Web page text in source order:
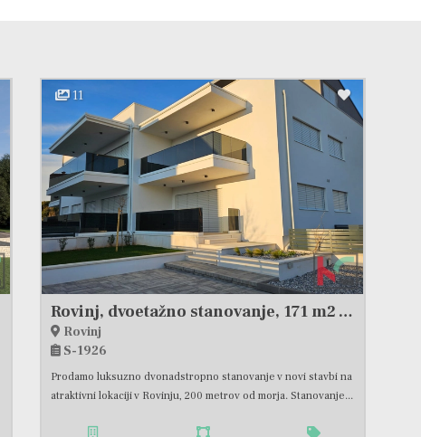
11
Rovinj, dvoetažno stanovanje, 171 m2 v novogradnji, 4s+db z dvema parkirnima mestoma v garaži, # prodamo
Rovinj
S-1926
Prodamo luksuzno dvonadstropno stanovanje v novi stavbi na
atraktivni lokaciji v Rovinju, 200 metrov od morja. Stanovanje...